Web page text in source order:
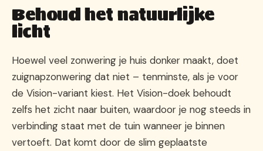
Behoud het natuurlijke
licht
Hoewel veel zonwering je huis donker maakt, doet
zuignapzonwering dat niet – tenminste, als je voor
de Vision-variant kiest. Het Vision-doek behoudt
zelfs het zicht naar buiten, waardoor je nog steeds in
verbinding staat met de tuin wanneer je binnen
vertoeft. Dat komt door de slim geplaatste